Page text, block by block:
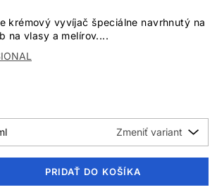
krémový vyvíjač špeciálne navrhnutý na
na vlasy a melírov....
PRIDAŤ DO KOŠÍKA